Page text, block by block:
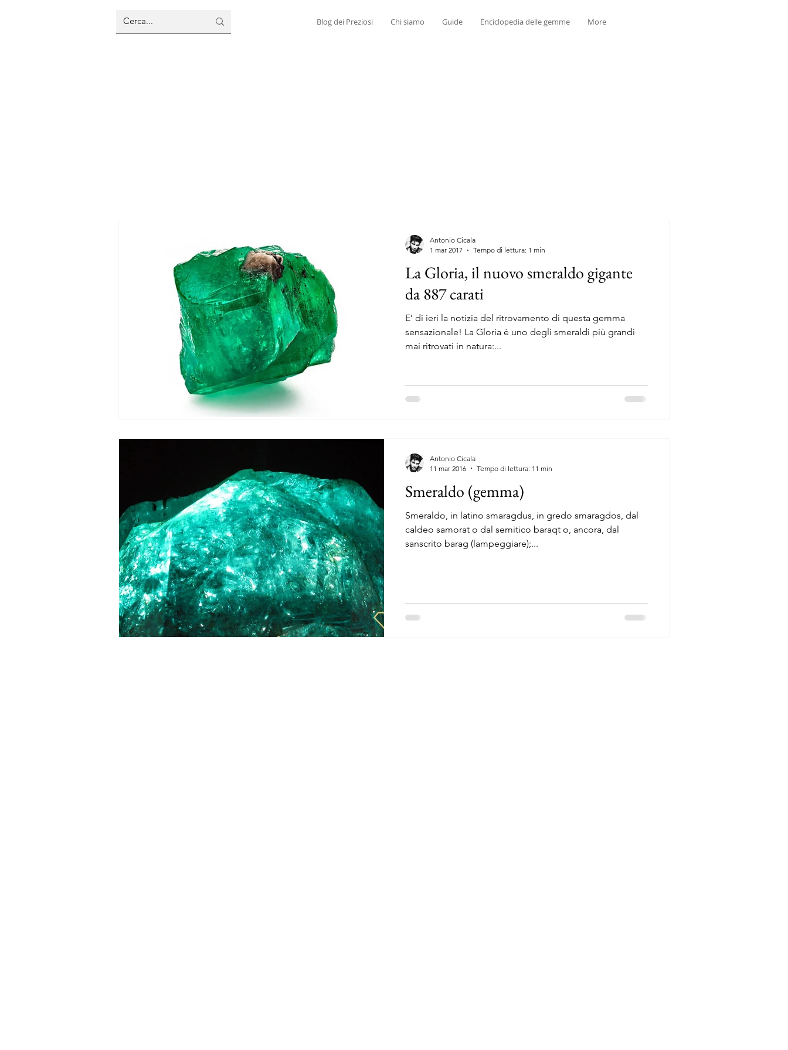
Blog dei Preziosi Chi siamo Guide Enciclopedia delle gemme More
La Gloria, il nuovo smeraldo gigante
da 887 carati
E’ di ieri la notizia del ritrovamento di questa gemma
sensazionale! La Gloria è uno degli smeraldi più grandi
mai ritrovati in natura:...
Antonio Cicala
1 mar 2017
Tempo di lettura: 1 min
Smeraldo (gemma)
Smeraldo, in latino smaragdus, in gredo smaragdos, dal
caldeo samorat o dal semitico baraqt o, ancora, dal
sanscrito barag (lampeggiare);...
Antonio Cicala
11 mar 2016
Tempo di lettura: 11 min